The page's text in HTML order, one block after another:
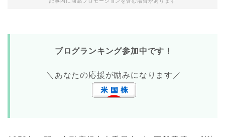
ブログランキング参加中です！
＼あなたの応援が励みになります／